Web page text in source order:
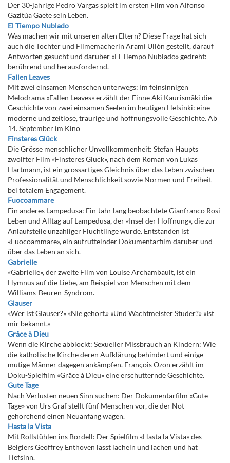
Der 30-jährige Pedro Vargas spielt im ersten Film von Alfonso
Gazitúa Gaete sein Leben.
El Tiempo Nublado
Was machen wir mit unseren alten Eltern? Diese Frage hat sich
auch die Tochter und Filmemacherin Arami Ullón gestellt, darauf
Antworten gesucht und darüber «El Tiempo Nublado» gedreht:
berührend und herausfordernd.
Fallen Leaves
Mit zwei einsamen Menschen unterwegs: Im feinsinnigen
Melodrama «Fallen Leaves» erzählt der Finne Aki Kaurismäki die
Geschichte von zwei einsamen Seelen im heutigen Helsinki: eine
moderne und zeitlose, traurige und hoffnungsvolle Geschichte. Ab
14. September im Kino
Finsteres Glück
Die Grösse menschlicher Unvollkommenheit: Stefan Haupts
zwölfter Film «Finsteres Glück», nach dem Roman von Lukas
Hartmann, ist ein grossartiges Gleichnis über das Leben zwischen
Professionalität und Menschlichkeit sowie Normen und Freiheit
bei totalem Engagement.
Fuocoammare
Ein anderes Lampedusa: Ein Jahr lang beobachtete Gianfranco Rosi
Leben und Alltag auf Lampedusa, der «Insel der Hoffnung», die zur
Anlaufstelle unzähliger Flüchtlinge wurde. Entstanden ist
«Fuocoammare», ein aufrüttelnder Dokumentarfilm darüber und
über das Leben an sich.
Gabrielle
«Gabrielle», der zweite Film von Louise Archambault, ist ein
Hymnus auf die Liebe, am Beispiel von Menschen mit dem
Williams-Beuren-Syndrom.
Glauser
«Wer ist Glauser?» «Nie gehört.» «Und Wachtmeister Studer?» «Ist
mir bekannt.»
Grâce à Dieu
Wenn die Kirche abblockt: Sexueller Missbrauch an Kindern: Wie
die katholische Kirche deren Aufklärung behindert und einige
mutige Männer dagegen ankämpfen. François Ozon erzählt im
Doku-Spielfilm «Grâce à Dieu» eine erschütternde Geschichte.
Gute Tage
Nach Verlusten neuen Sinn suchen: Der Dokumentarfilm «Gute
Tage» von Urs Graf stellt fünf Menschen vor, die der Not
gehorchend einen Neuanfang wagen.
Hasta la Vista
Mit Rollstühlen ins Bordell: Der Spielfilm «Hasta la Vista» des
Belgiers Geoffrey Enthoven lässt lächeln und lachen und hat
Tiefsinn.